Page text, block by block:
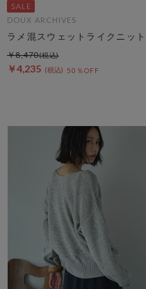
DOUX ARCHIVES
ラメ混スウェットライクニット
￥4,235 50％OFF
￥8,470